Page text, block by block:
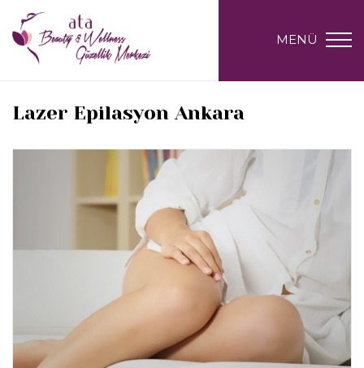
MENÜ
Lazer Epilasyon Ankara